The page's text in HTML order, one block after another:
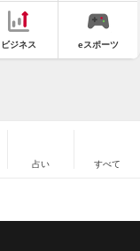
ビジネス eスポーツ
占い すべて